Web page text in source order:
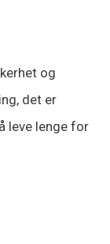
og
det er
leve lenge for